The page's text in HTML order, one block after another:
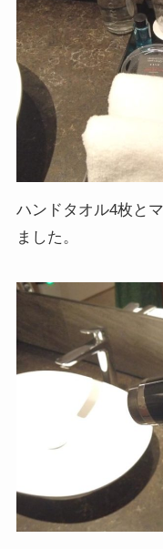
ハンドタオル4枚と
ました。